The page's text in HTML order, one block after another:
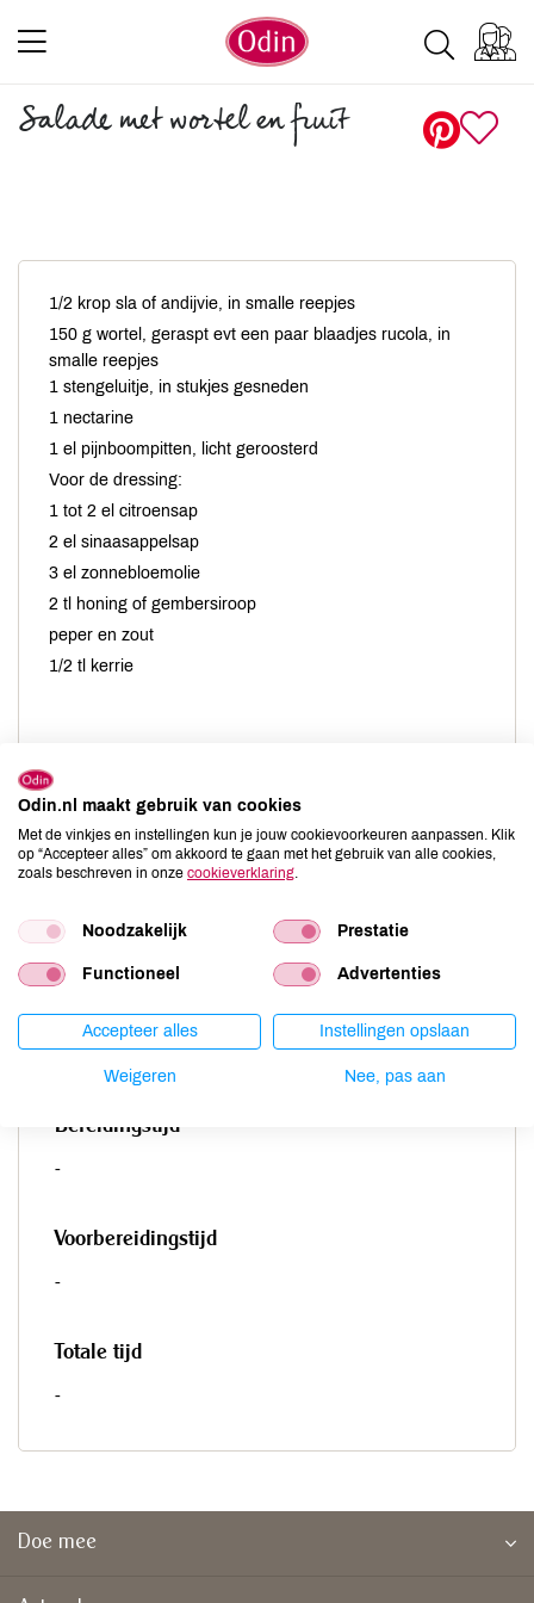
Salade met wortel en fruit
1/2 krop sla of andijvie, in smalle reepjes
150 g wortel, geraspt evt een paar blaadjes rucola, in
smalle reepjes
1 stengeluitje, in stukjes gesneden
1 nectarine
1 el pijnboompitten, licht geroosterd
Voor de dressing:
1 tot 2 el citroensap
2 el sinaasappelsap
3 el zonnebloemolie
2 tl honing of gembersiroop
peper en zout
1/2 tl kerrie
Klop de dressing en meng deze door de geraspte wortel. Meng
de wortel met dressing door de sla of andijvie. Snijd de nectarine
in kleine stukjes. Schep de nectarine stukjes, stengel uitje en
rucola door de salade. Strooi er de pijnboompitten overheen en
Porties
Bereidingstijd
-
Voorbereidingstijd
-
Totale tijd
-
Doe mee
Odin.nl maakt gebruik van cookies
Met de vinkjes en instellingen kun je jouw cookievoorkeuren aanpassen. Klik
op “Accepteer alles” om akkoord te gaan met het gebruik van alle cookies,
zoals beschreven in onze cookieverklaring
Noodzakelijk Prestatie
Functioneel Advertenties
Accepteer alles Instellingen opslaan
Weigeren Nee, pas aan